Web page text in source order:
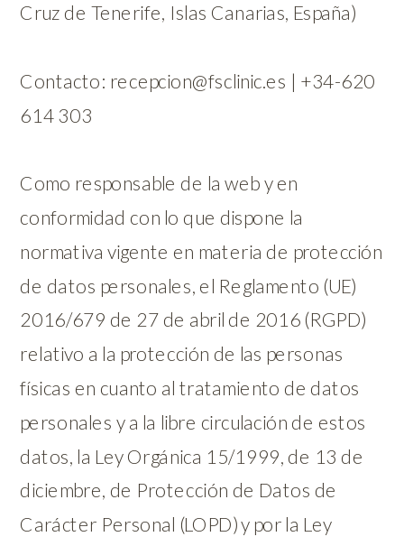
Cruz de Tenerife, Islas Canarias, España)
Contacto: recepcion@fsclinic.es | +34-620
614 303
Como responsable de la web y en
conformidad con lo que dispone la
normativa vigente en materia de protección
de datos personales, el Reglamento (UE)
2016/679 de 27 de abril de 2016 (RGPD)
relativo a la protección de las personas
físicas en cuanto al tratamiento de datos
personales y a la libre circulación de estos
datos, la Ley Orgánica 15/1999, de 13 de
diciembre, de Protección de Datos de
Carácter Personal (LOPD) y por la Ley